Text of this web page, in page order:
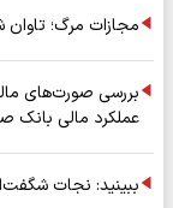
مجازات مرگ؛ تاوان
عملکرد مالی بانک صادرات
ببینید: نجات